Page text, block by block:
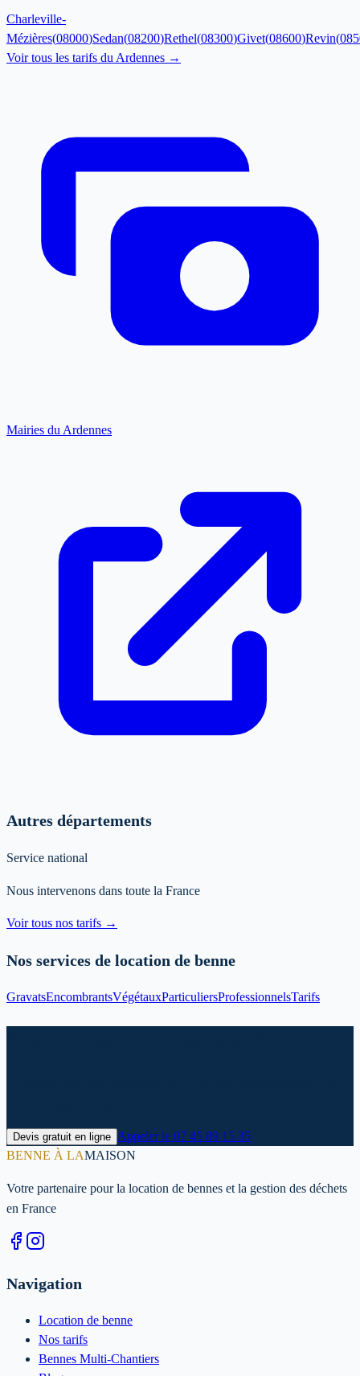
Charleville-
Mézières(08000)Sedan(08200)Rethel(08300)Givet(08600)Revin(
Voir tous les tarifs duArdennes →
Mairies du Ardennes
Autres départements
Service national
Nous intervenons dans toute la France
Voir tous nos tarifs →
Nos services de location de benne
GravatsEncombrantsVégétauxParticuliersProfessionnelsTarifs
Devis gratuit en ligne Appeler le 07 45 89 15 35
BENNE À LAMAISON
Votre partenaire pour la location de bennes et la gestion des déchets
en France
Navigation
Location de benne
Nos tarifs
Bennes Multi-Chantiers